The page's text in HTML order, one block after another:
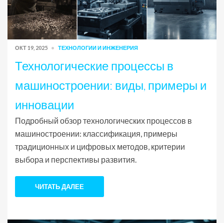
ОКТ 19, 2025 ТЕХНОЛОГИИ И ИНЖЕНЕРИЯ
Технологические процессы в
машиностроении: виды, примеры и
инновации
Подробный обзор технологических процессов в
машиностроении: классификация, примеры
традиционных и цифровых методов, критерии
выбора и перспективы развития.
ЧИТАТЬ ДАЛЕЕ